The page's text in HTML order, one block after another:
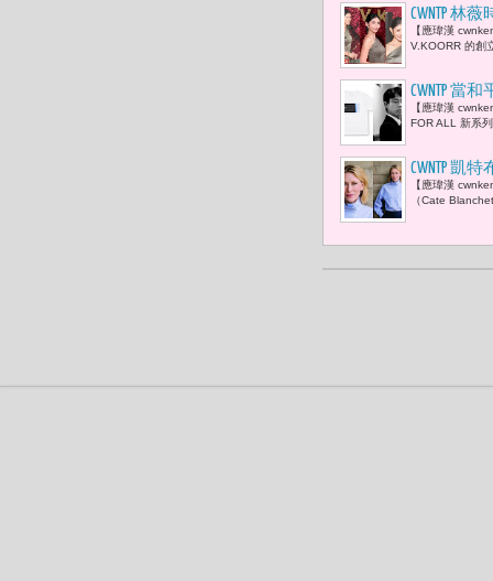
​CWNTP 林
連忙於《
【應瑋漢
V.KOORR 的創
CWNTP 當
組織 包括
【應瑋漢
FOR ALL 新系
CWNTP 凱
【應瑋漢
（Cate